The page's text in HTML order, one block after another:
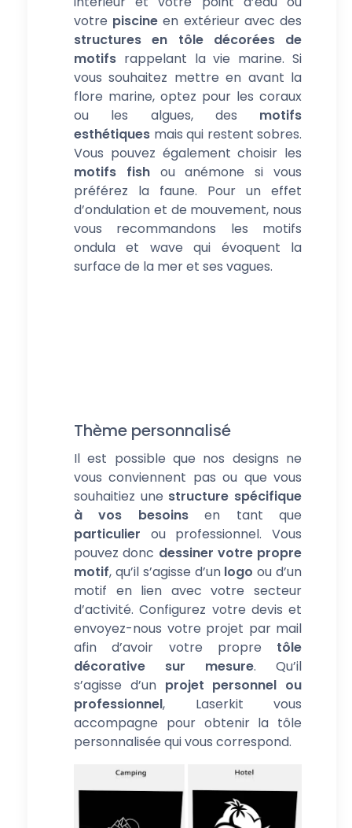
votre piscine en extérieur avec des
structures en tôle décorées de
motifs rappelant la vie marine. Si
vous souhaitez mettre en avant la
flore marine, optez pour les coraux
ou les algues, des motifs
esthétiques mais qui restent sobres.
Vous pouvez également choisir les
motifs fishou anémone si vous
préférez la faune. Pour un effet
d’ondulation et de mouvement, nous
vous recommandons les motifs
ondula et wave qui évoquent la
surface de la mer et ses vagues.
Thème personnalisé
Il est possible que nos designs ne
vous conviennent pas ou que vous
souhaitiez une structure spécifique
à vos besoinsen tant que
particulier ou professionnel. Vous
pouvez donc dessiner votre propre
motif, qu’il s’agisse d’un logo ou d’un
motif en lien avec votre secteur
d’activité. Configurez votre devis et
envoyez-nous votre projet par mail
afin d’avoir votre propre tôle
décorative sur mesure. Qu’il
s’agisse d’un projet personnel ou
professionnel, Laserkit vous
accompagne pour obtenir la tôle
personnalisée qui vous correspond.